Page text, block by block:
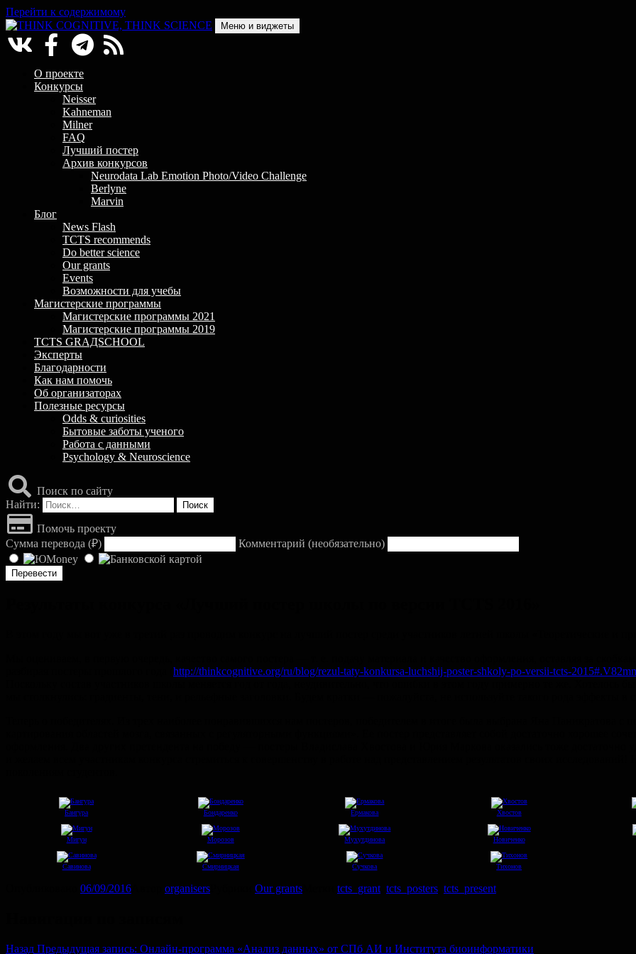
Перейти к содержимому
THINK COGNITIVE, THINK SCIENCE
Научно-образовательный проект в сфере когнитивной науки
Меню и виджеты
О проекте
Конкурсы
Neisser
Kahneman
Milner
FAQ
Лучший постер
Архив конкурсов
Neurodata Lab Emotion Photo/Video Challenge
Berlyne
Marvin
Блог
News Flash
TCTS recommends
Do better science
Our grants
Events
Возможности для учебы
Магистерские программы
Магистерские программы 2021
Магистерские программы 2019
TCTS GRАДSCHOOL
Эксперты
Благодарности
Как нам помочь
Об организаторах
Полезные ресурсы
Odds & curiosities
Бытовые заботы ученого
Работа с данными
Psychology & Neuroscience
Поиск по сайту
Найти:
Помочь проекту
Сумма перевода (₽) Комментарий (необязательно)
http://thinkcognitive.org/ru/blog/rezul-taty-konkursa-luchshij-poster-shkoly-po-versii-tcts-
Бангура Бондаренко Ермакова Хвостов
Мигун Морозов Мухутдинова Новиченко
Савинова Смирницкая Сучкова Тихонов
06/09/2016 organisers Our grants tcts_grant tcts_posters tcts_present
Назад Предыдущая запись: Онлайн-программа «Анализ данных» от СПб АИ и Института биоинформатики